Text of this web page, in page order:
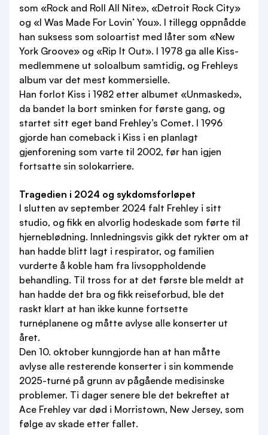
som «Rock and Roll All Nite», «Detroit Rock City»
og «I Was Made For Lovin’ You». I tillegg oppnådde
han suksess som soloartist med låter som «New
York Groove» og «Rip It Out». I 1978 ga alle Kiss-
medlemmene ut soloalbum samtidig, og Frehleys
album var det mest kommersielle.
Han forlot Kiss i 1982 etter albumet «Unmasked»,
da bandet la bort sminken for første gang, og
startet sitt eget band Frehley’s Comet. I 1996
gjorde han comeback i Kiss i en planlagt
gjenforening som varte til 2002, før han igjen
fortsatte sin solokarriere.
Tragedien i 2024 og sykdomsforløpet
I slutten av september 2024 falt Frehley i sitt
studio, og fikk en alvorlig hodeskade som førte til
hjerneblødning. Innledningsvis gikk det rykter om at
han hadde blitt lagt i respirator, og familien
vurderte å koble ham fra livsoppholdende
behandling. Til tross for at det første ble meldt at
han hadde det bra og fikk reiseforbud, ble det
raskt klart at han ikke kunne fortsette
turnéplanene og måtte avlyse alle konserter ut
året.
Den 10. oktober kunngjorde han at han måtte
avlyse alle resterende konserter i sin kommende
2025-turné på grunn av pågående medisinske
problemer. Ti dager senere ble det bekreftet at
Ace Frehley var død i Morristown, New Jersey, som
følge av skade etter fallet.